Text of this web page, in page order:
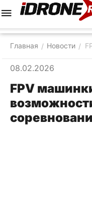
Главная / Новости /
08.02.2026
FPV